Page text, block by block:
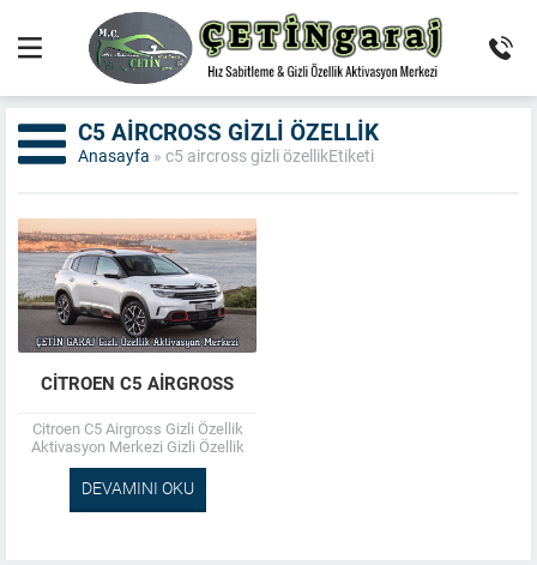
C5 AIRCROSS GIZLI ÖZELLIK
Anasayfa » c5 aircross gizli özellikEtiketi
CITROEN C5 AIRGROSS
Citroen C5 Airgross Gizli Özellik
Aktivasyon Merkezi Gizli Özellik
Aktivasyon ; Otomatik Park ,
Otomatik Uzun Kısa Far , ...
DEVAMINI OKU